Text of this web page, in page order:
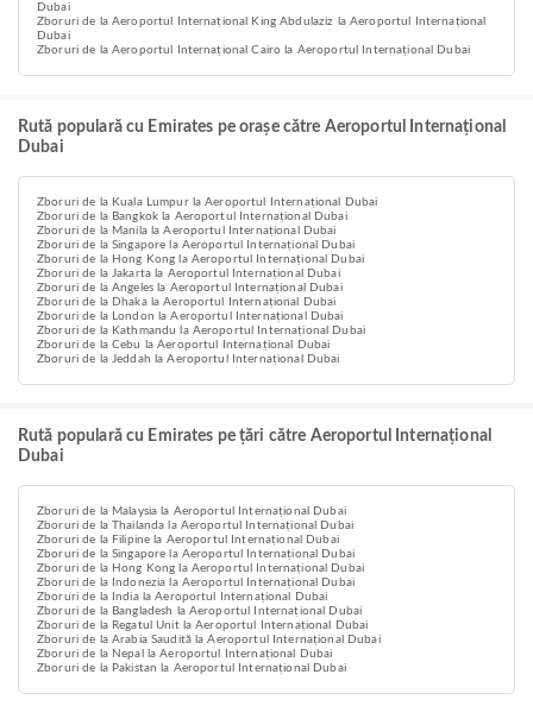
Dubai
Zboruri de la Aeroportul Internațional King Abdulaziz la Aeroportul Internațional
Dubai
Zboruri de la Aeroportul Internațional Cairo la Aeroportul Internațional Dubai
Rută populară cu Emirates pe orașe către Aeroportul Internațional
Dubai
Zboruri de la Kuala Lumpur la Aeroportul Internațional Dubai
Zboruri de la Bangkok la Aeroportul Internațional Dubai
Zboruri de la Manila la Aeroportul Internațional Dubai
Zboruri de la Singapore la Aeroportul Internațional Dubai
Zboruri de la Hong Kong la Aeroportul Internațional Dubai
Zboruri de la Jakarta la Aeroportul Internațional Dubai
Zboruri de la Angeles la Aeroportul Internațional Dubai
Zboruri de la Dhaka la Aeroportul Internațional Dubai
Zboruri de la London la Aeroportul Internațional Dubai
Zboruri de la Kathmandu la Aeroportul Internațional Dubai
Zboruri de la Cebu la Aeroportul Internațional Dubai
Zboruri de la Jeddah la Aeroportul Internațional Dubai
Rută populară cu Emirates pe țări către Aeroportul Internațional
Dubai
Zboruri de la Malaysia la Aeroportul Internațional Dubai
Zboruri de la Thailanda la Aeroportul Internațional Dubai
Zboruri de la Filipine la Aeroportul Internațional Dubai
Zboruri de la Singapore la Aeroportul Internațional Dubai
Zboruri de la Hong Kong la Aeroportul Internațional Dubai
Zboruri de la Indonezia la Aeroportul Internațional Dubai
Zboruri de la India la Aeroportul Internațional Dubai
Zboruri de la Bangladesh la Aeroportul Internațional Dubai
Zboruri de la Regatul Unit la Aeroportul Internațional Dubai
Zboruri de la Arabia Saudită la Aeroportul Internațional Dubai
Zboruri de la Nepal la Aeroportul Internațional Dubai
Zboruri de la Pakistan la Aeroportul Internațional Dubai